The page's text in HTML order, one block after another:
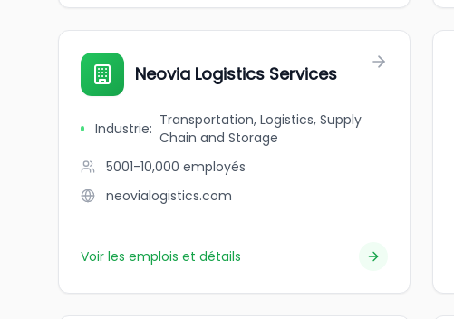
Neovia Logistics Services
Industrie: Transportation, Logistics, Supply
Chain and Storage
5001-10,000 employés
neovialogistics.com
Voir les emplois et détails